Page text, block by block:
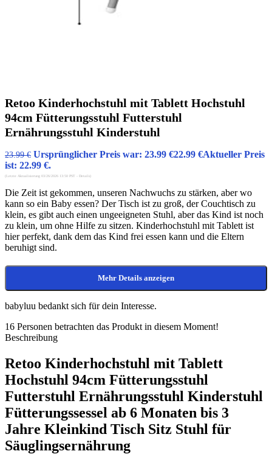
Retoo Kinderhochstuhl mit Tablett Hochstuhl
94cm Fütterungsstuhl Futterstuhl
Ernährungsstuhl Kinderstuhl
23.99€ Ursprünglicher Preis war: 23.99 €22.99 €Aktueller Preis
ist: 22.99 €.
(Letzte Aktualisierung 03/26/2026 13:50 PST - Details)
Die Zeit ist gekommen, unseren Nachwuchs zu stärken, aber wo
kann so ein Baby essen? Der Tisch ist zu groß, der Couchtisch zu
klein, es gibt auch einen ungeeigneten Stuhl, aber das Kind ist noch
zu klein, um ohne Hilfe zu sitzen. Kinderhochstuhl mit Tablett ist
hier perfekt, dank dem das Kind frei essen kann und die Eltern
beruhigt sind.
Mehr Details anzeigen
babyluu bedankt sich für dein Interesse.
16 Personen betrachten das Produkt in diesem Moment!
Beschreibung
Retoo Kinderhochstuhl mit Tablett
Hochstuhl 94cm Fütterungsstuhl
Futterstuhl Ernährungsstuhl Kinderstuhl
Fütterungssessel ab 6 Monaten bis 3
Jahre Kleinkind Tisch Sitz Stuhl für
Säuglingsernährung